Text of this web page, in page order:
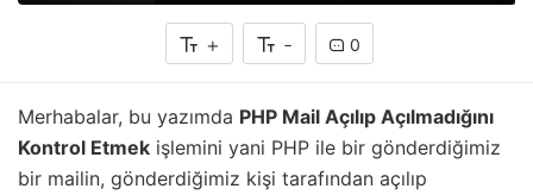
+ - 0
Merhabalar, bu yazımda PHP Mail Açılıp Açılmadığını
Kontrol Etmek işlemini yani PHP ile bir gönderdiğimiz
bir mailin, gönderdiğimiz kişi tarafından açılıp